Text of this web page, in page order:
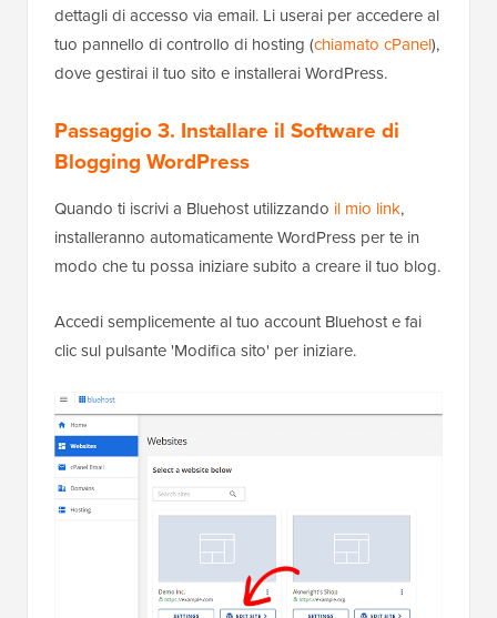
dettagli di accesso via email. Li userai per accedere al
tuo pannello di controllo di hosting (chiamato cPanel),
dove gestirai il tuo sito e installerai WordPress.
Passaggio 3. Installare il Software di
Blogging WordPress
Quando ti iscrivi a Bluehost utilizzando il mio link,
installeranno automaticamente WordPress per te in
modo che tu possa iniziare subito a creare il tuo blog.
Accedi semplicemente al tuo account Bluehost e fai
clic sul pulsante 'Modifica sito' per iniziare.